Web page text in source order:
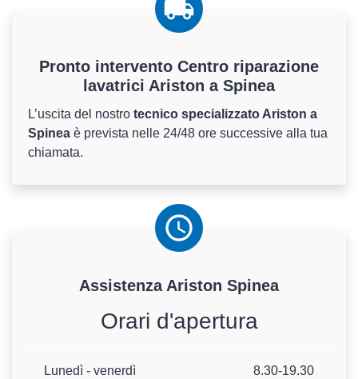
Pronto intervento Centro riparazione
lavatrici Ariston a Spinea
L’uscita del nostro tecnico specializzato Ariston a
Spinea è prevista nelle 24/48 ore successive alla tua
chiamata.
Assistenza Ariston Spinea
Orari d'apertura
Lunedì - venerdì 8.30-19.30